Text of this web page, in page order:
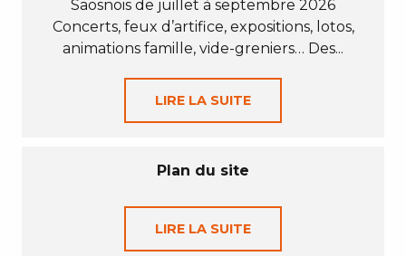
Saosnois de juillet à septembre 2026
Concerts, feux d’artifice, expositions, lotos,
animations famille, vide-greniers… Des...
LIRE LA SUITE
Plan du site
LIRE LA SUITE